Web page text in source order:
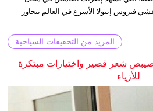
فيروس إيبولا الأسرع في العالم يتجاوز
المزيد من التحقيقات السياحية
شعر قصير واختيارات مبتكرة
للأزياء